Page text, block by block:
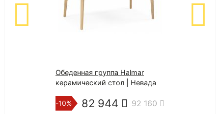
Обеденная группа Halmar
керамический стол | Невада
-10% 82 944 92 160